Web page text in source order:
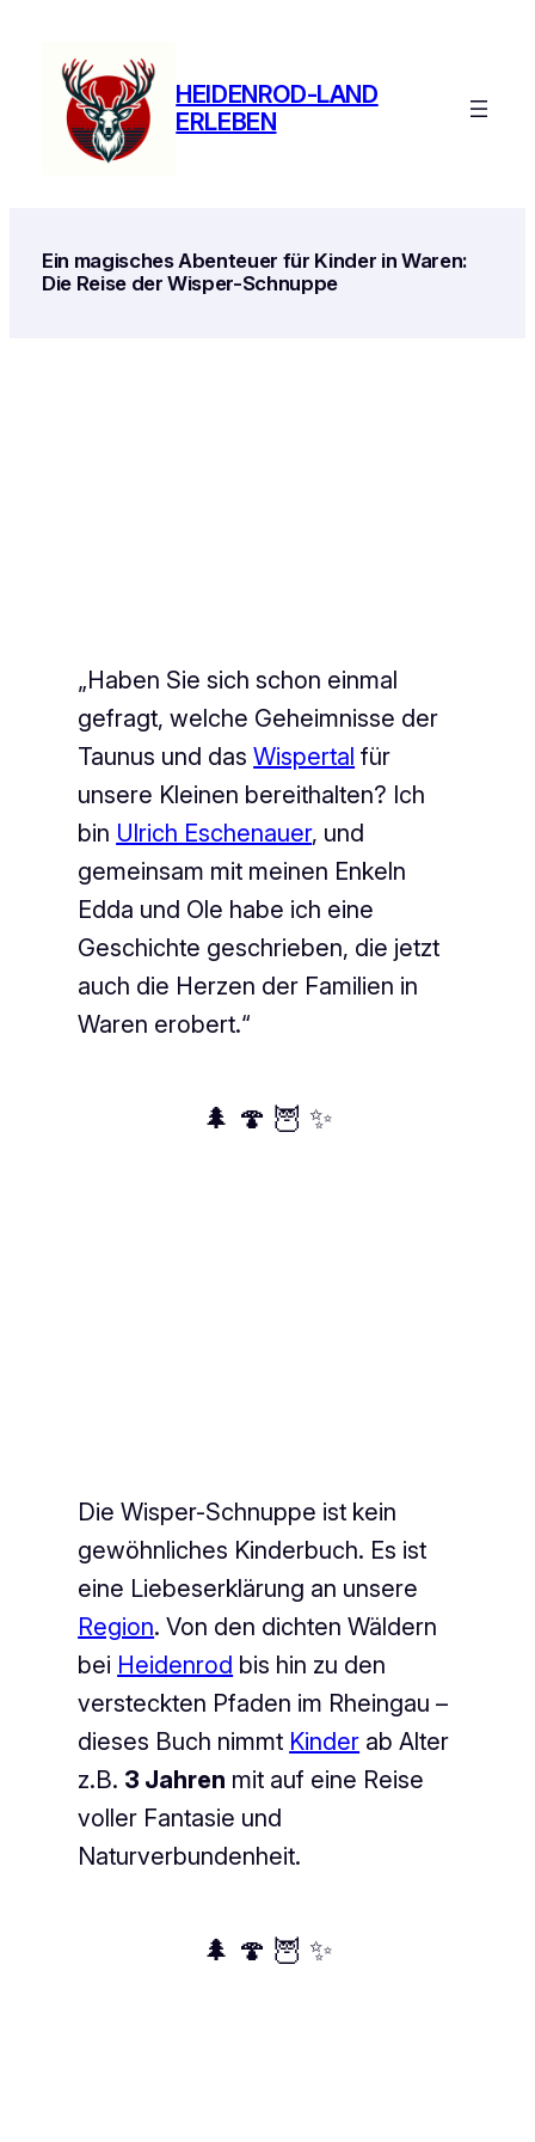
springen
HEIDENROD-LAND
ERLEBEN
Ein magisches Abenteuer für Kinder in Waren:
Die Reise der Wisper-Schnuppe
„Haben Sie sich schon einmal
gefragt, welche Geheimnisse der
Taunus und dasWispertal für
unsere Kleinen bereithalten? Ich
bin Ulrich Eschenauer, und
gemeinsam mit meinen Enkeln
Edda und Ole habe ich eine
Geschichte geschrieben, die jetzt
auch die Herzen der Familien in
Waren erobert.“
🌲 🍄 🦉 ✨
Die Wisper-Schnuppe ist kein
gewöhnliches Kinderbuch. Es ist
eine Liebeserklärung an unsere
Region. Von den dichten Wäldern
bei Heidenrod bis hin zu den
versteckten Pfaden im Rheingau –
dieses Buch nimmt Kinder ab Alter
z.B. 3 Jahren mit auf eine Reise
voller Fantasie und
Naturverbundenheit.
🌲 🍄 🦉 ✨